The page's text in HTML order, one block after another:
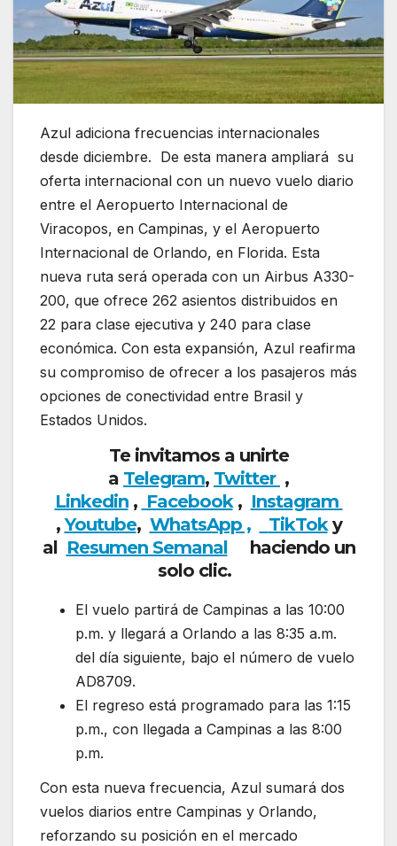
Azul adiciona frecuencias internacionales
desde diciembre. De esta manera ampliará su
oferta internacional con un nuevo vuelo diario
entre el Aeropuerto Internacional de
Viracopos, en Campinas, y el Aeropuerto
Internacional de Orlando, en Florida. Esta
nueva ruta será operada con un Airbus A330-
200, que ofrece 262 asientos distribuidos en
22 para clase ejecutiva y 240 para clase
económica. Con esta expansión, Azul reafirma
su compromiso de ofrecer a los pasajeros más
opciones de conectividad entre Brasil y
Estados Unidos.
Te invitamos a unirte
a Telegram, Twitter ,
Linkedin, Facebook, Instagram
,Youtube, WhatsApp , TikToky
al Resumen Semanalhaciendo un
solo clic.
El vuelo partirá de Campinas a las 10:00
p.m. y llegará a Orlando a las 8:35 a.m.
del día siguiente, bajo el número de vuelo
AD8709.
El regreso está programado para las 1:15
p.m., con llegada a Campinas a las 8:00
p.m.
Con esta nueva frecuencia, Azul sumará dos
vuelos diarios entre Campinas y Orlando,
reforzando su posición en el mercado